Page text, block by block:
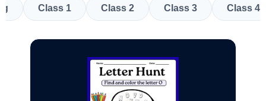
Class 1 Class 2 Class 3 Class 4